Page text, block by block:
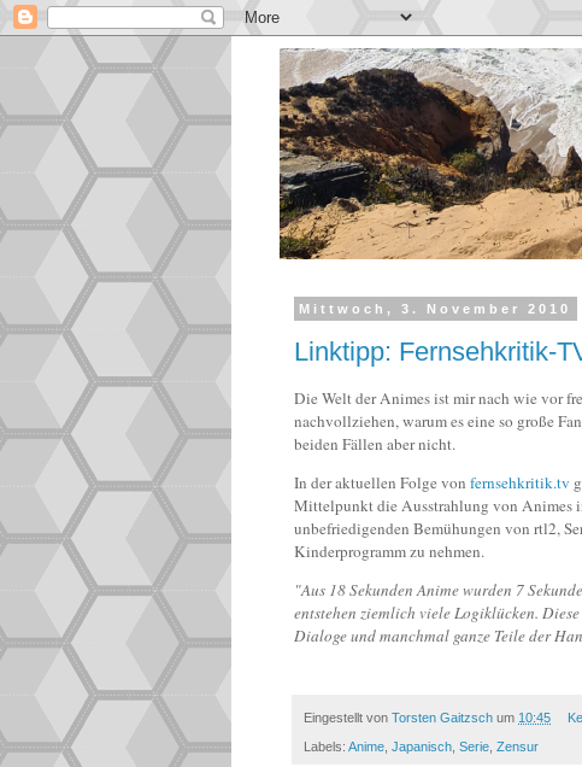
Mittwoch, 3. November 2010
Linktipp: Fernsehkritik-
Die Welt der Animes ist mir nach wie vor
nachvollziehen, warum es eine so große
beiden Fällen aber nicht.
In der aktuellen Folge von fernsehkritik.tv
Mittelpunkt die Ausstrahlung von Animes
unbefriedigenden Bemühungen von rtl2,
Kinderprogramm zu nehmen.
"Aus 18 Sekunden Anime wurden 7
entstehen ziemlich viele Logiklücken.
Dialoge und manchmal ganze Teile der
Eingestellt von Torsten Gaitzsch um 10:45
Labels: Anime, Japanisch, Serie, Zensur